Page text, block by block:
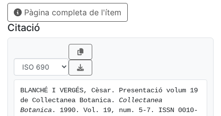
Pàgina completa de l'ítem
Citació
BLANCHÉ I VERGÉS, Cèsar. Presentació volum 19
de Collectanea Botanica. Collectanea
Botanica . 1990. Vol. 19, num. 5-7. ISSN 0010-